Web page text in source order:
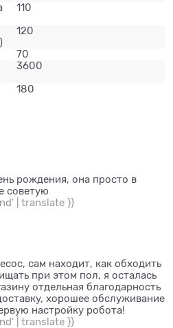
110
120
70
3600
180
рождения, она просто в
советую
| translate }}
сам находит, как обходить
при этом пол, я осталась
отдельная благодарность
хорошее обслуживание
настройку робота!
| translate }}